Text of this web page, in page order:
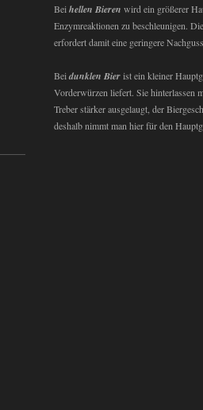
Bei hellen Bieren wird ein größerer
Enzymreaktionen zu beschleunigen.
erfordert damit eine geringere
Beidunklen Bierist ein kleiner
Vorderwürzen liefert. Sie hinterlassen
Treber stärker ausgelaugt, der
deshalb nimmt man hier für den